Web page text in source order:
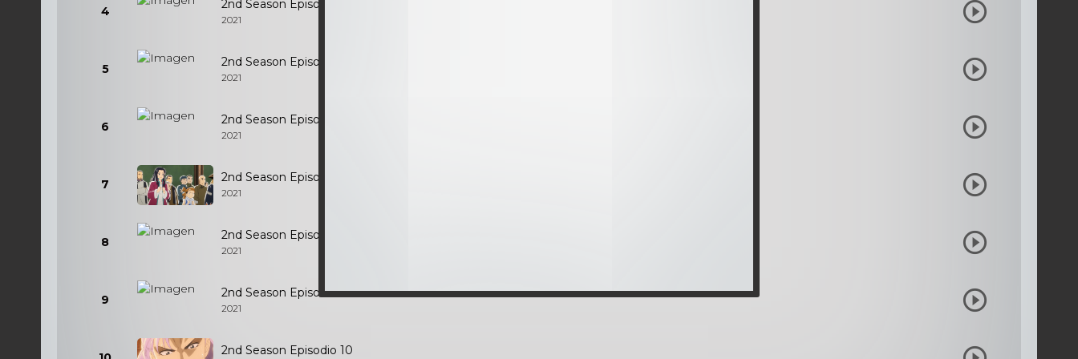
4 2nd Season Episodio 4
2021
5 2nd Season Episodio 5
2021
6 2nd Season Episodio 6
2021
7 2nd Season Episodio 7
2021
8 2nd Season Episodio 8
2021
9 2nd Season Episodio 9
2021
2nd Season Episodio 10